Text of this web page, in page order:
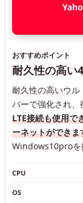
おすすめポイント
耐久性の高い
耐久性の高いウ
バーで強化され、
LTE接続も使用で
ーネットができま
Windows10proを
CPU
OS